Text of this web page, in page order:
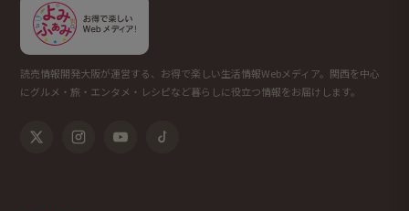
読売情報開発大阪が運営する、お得で楽しい生活情報Webメディア。関西を中心
にグルメ・旅・エンタメ・レシピなど暮らしに役立つ情報をお届けします。